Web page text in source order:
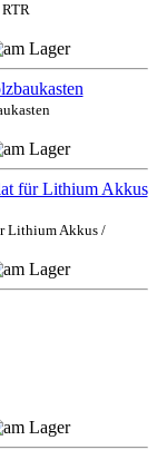
Lithium Akkus /